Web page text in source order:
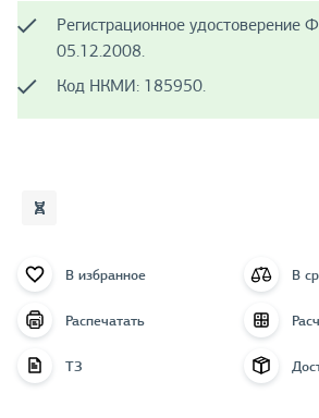
Регистрационное
05.12.2008.
Код НКМИ: 185950.
В избранное В
Распечатать
ТЗ